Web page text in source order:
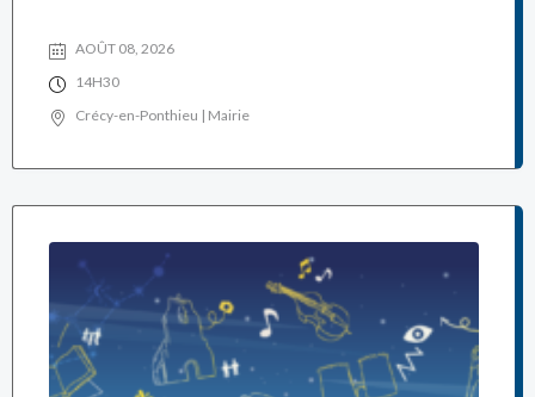
AOÛT 08, 2026
14H30
Crécy-en-Ponthieu | Mairie